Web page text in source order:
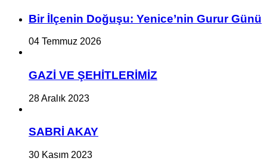
Bir İlçe­nin Do­ğu­şu: Ye­ni­ce’nin Gurur Günü
04 Temmuz 2026
GAZİ VE ŞEHİTLERİMİZ
28 Aralık 2023
SABRİ AKAY
30 Kasım 2023